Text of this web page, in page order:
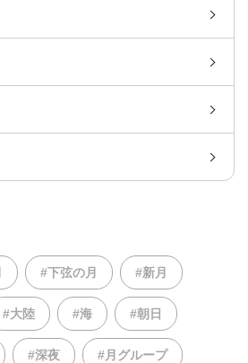
#下弦の月 #新月
#大陸 #海 #朝日
#深夜 #月グループ